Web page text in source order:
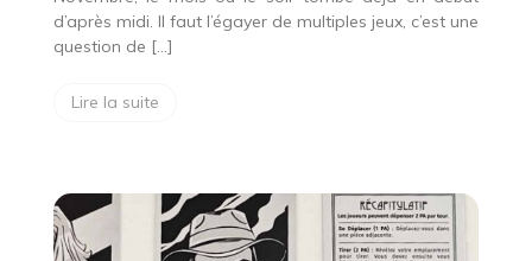
d’après midi. Il faut l’égayer de multiples jeux, c’est une
question de […]
Lire la suite